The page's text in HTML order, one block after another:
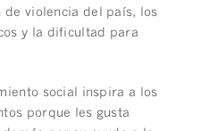
violencia del país, los
y la dificultad para
social inspira a los
porque les gusta